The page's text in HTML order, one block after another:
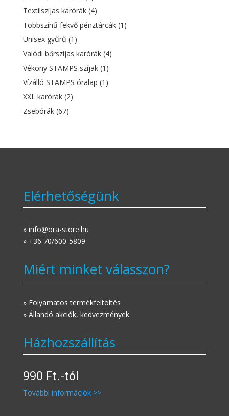
Textilszíjas karórák (4)
Többszínű fekvő pénztárcák (1)
Unisex gyűrű (1)
Valódi bőrszíjas karórák (4)
Vékony STAMPS szíjak (1)
Vízálló STAMPS óralap (1)
XXL karórák (2)
Zsebórák (67)
Elérhetőségünk
» info@ora-store.hu
» +36 70/600-5809
Miért minket válasszon?
» Folyamatos termékfeltöltés
» Állandó akciók, kedvezmények
Házhozszállítás
990 Ft.-tól
További információk >>